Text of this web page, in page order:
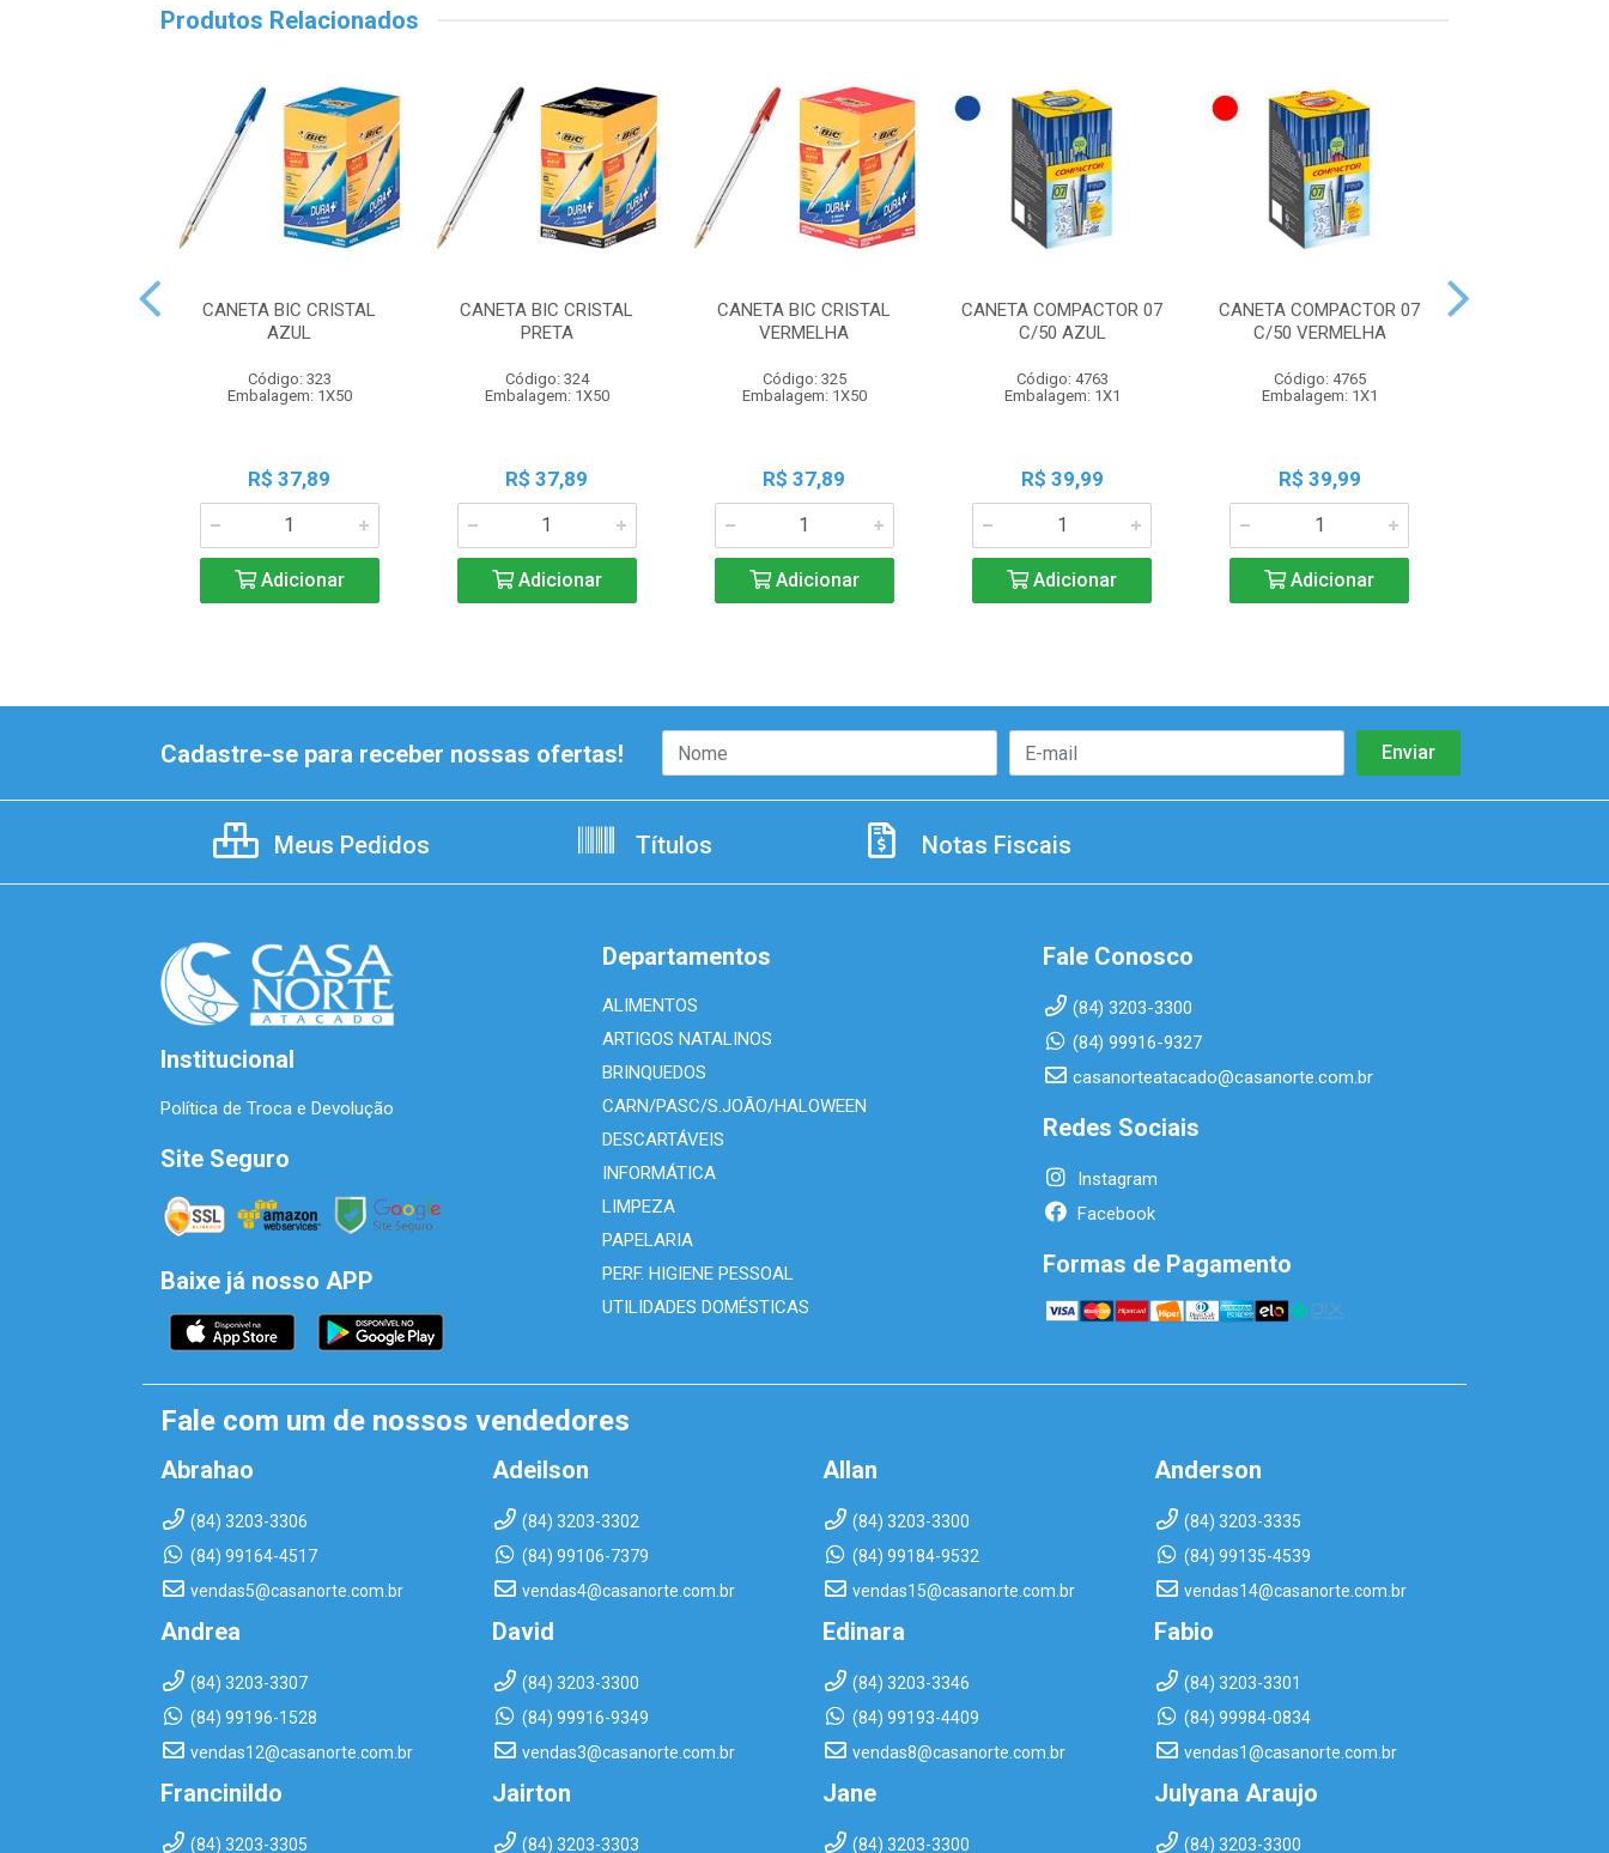
Produtos Relacionados
CANETA BIC CRISTAL
AZUL
Código: 323
Embalagem: 1X50
R$ 37,89
Adicionar
CANETA BIC CRISTAL
PRETA
Código: 324
Embalagem: 1X50
R$ 37,89
Adicionar
CANETA BIC CRISTAL
VERMELHA
Código: 325
Embalagem: 1X50
R$ 37,89
Adicionar
CANETA COMPACTOR 07
C/50 AZUL
Código: 4763
Embalagem: 1X1
R$ 39,99
Adicionar
CANETA COMPACTOR 07
C/50 VERMELHA
Código: 4765
Embalagem: 1X1
R$ 39,99
Adicionar
Cadastre-se para receber nossas ofertas!
Meus Pedidos Títulos Notas Fiscais
Institucional
Política de Troca e Devolução
Site Seguro
Baixe já nosso APP
Departamentos
ALIMENTOS
ARTIGOS NATALINOS
BRINQUEDOS
CARN/PASC/S.JOÃO/HALOWEEN
DESCARTÁVEIS
INFORMÁTICA
LIMPEZA
PAPELARIA
PERF. HIGIENE PESSOAL
UTILIDADES DOMÉSTICAS
Fale Conosco
(84) 3203-3300
(84) 99916-9327
casanorteatacado@casanorte.com.br
Redes Sociais
Instagram
Facebook
Formas de Pagamento
Fale com um de nossos vendedores
Abrahao
(84) 3203-3306
(84) 99164-4517
vendas5@casanorte.com.br
Adeilson
(84) 3203-3302
(84) 99106-7379
vendas4@casanorte.com.br
Allan
(84) 3203-3300
(84) 99184-9532
vendas15@casanorte.com.br
Anderson
(84) 3203-3335
(84) 99135-4539
vendas14@casanorte.com.br
Andrea
(84) 3203-3307
(84) 99196-1528
vendas12@casanorte.com.br
David
(84) 3203-3300
(84) 99916-9349
vendas3@casanorte.com.br
Edinara
(84) 3203-3346
(84) 99193-4409
vendas8@casanorte.com.br
Fabio
(84) 3203-3301
(84) 99984-0834
vendas1@casanorte.com.br
Francinildo
(84) 3203-3305
Jairton
(84) 3203-3303
Jane
(84) 3203-3300
Julyana Araujo
(84) 3203-3300